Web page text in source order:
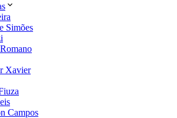
Simões
Xavier
Campos